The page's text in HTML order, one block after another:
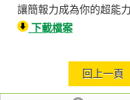
讓簡報力成為你的超能
下載檔案
回上一頁